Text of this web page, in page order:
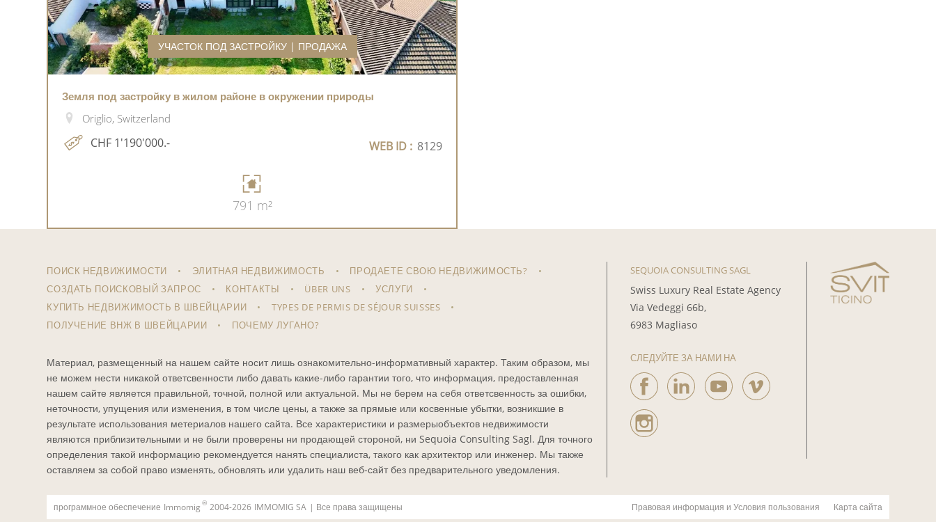
УЧАСТОК ПОД ЗАСТРОЙКУ | ПРОДАЖА
Земля под застройку в жилом районе в окружении природы
Origlio, Switzerland
CHF 1'190'000.- WEB ID : 8129
791 m²
ПОИСК НЕДВИЖИМОСТИ ЭЛИТНАЯ НЕДВИЖИМОСТЬ
ПРОДАЕТЕ СВОЮ НЕДВИЖИМОСТЬ?
СОЗДАТЬ ПОИСКОВЫЙ ЗАПРОС
КОНТАКТЫ ÜBER UNS
УСЛУГИ
КУПИТЬ НЕДВИЖИМОСТЬ В ШВЕЙЦАРИИ
TYPES DE PERMIS DE SÉJOUR SUISSES
ПОЛУЧЕНИЕ ВНЖ В ШВЕЙЦАРИИ
ПОЧЕМУ ЛУГАНО?
Материал, размещенный на нашем сайте носит лишь ознакомительно-информативный характер. Таким образом, мы
не можем нести никакой ответсвенности либо давать какие-либо гарантии того, что информация, предоставленная
нашем сайте является правильной, точной, полной или актуальной. Мы не берем на себя ответсвенность за ошибки,
неточности, упущения или изменения, в том числе цены, а также за прямые или косвенные убытки, возникшие в
результате использования метериалов нашего сайта. Все характеристики и размерыобъектов недвижимости
являются приблизительными и не были проверены ни продающей стороной, ни Sequoia Consulting Sagl. Для точного
определения такой информацию рекомендуется нанять специалиста, такого как архитектор или инженер. Мы также
оставляем за собой право изменять, обновлять или удалить наш веб-сайт без предварительного уведомления.
SEQUOIA CONSULTING SAGL
Swiss Luxury Real Estate Agency
Via Vedeggi 66b,
6983 Magliaso
СЛЕДУЙТЕ ЗА НАМИ НА
программное обеспечение Immomig ® 2004-2026 IMMOMIG SA | Все права защищены Правовая информация и Условия пользования Карта сайта